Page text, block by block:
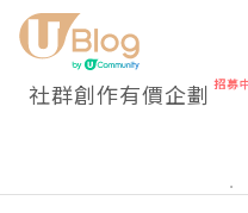
社群創作有價企劃